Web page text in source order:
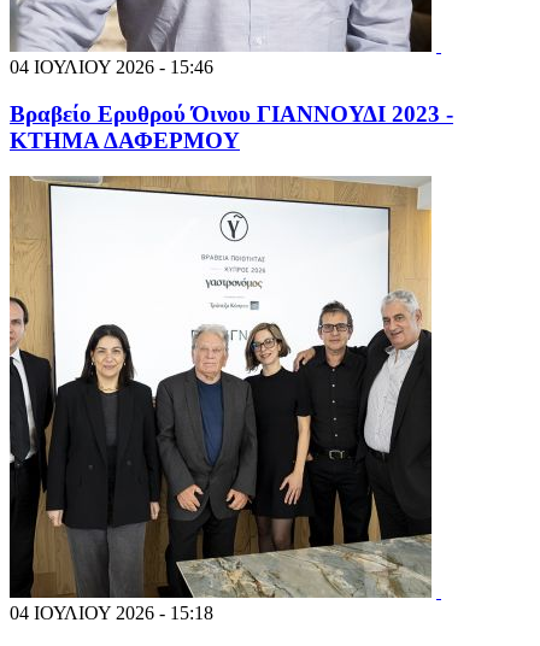
04 ΙΟΥΛΙΟΥ 2026 - 15:46
Βραβείο Ερυθρού Όινου ΓΙΑΝΝΟΥΔΙ 2023 -
ΚΤΗΜΑ ΔΑΦΕΡΜΟΥ
04 ΙΟΥΛΙΟΥ 2026 - 15:18